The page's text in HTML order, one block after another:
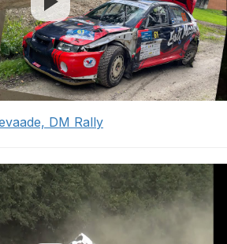
DM Rally